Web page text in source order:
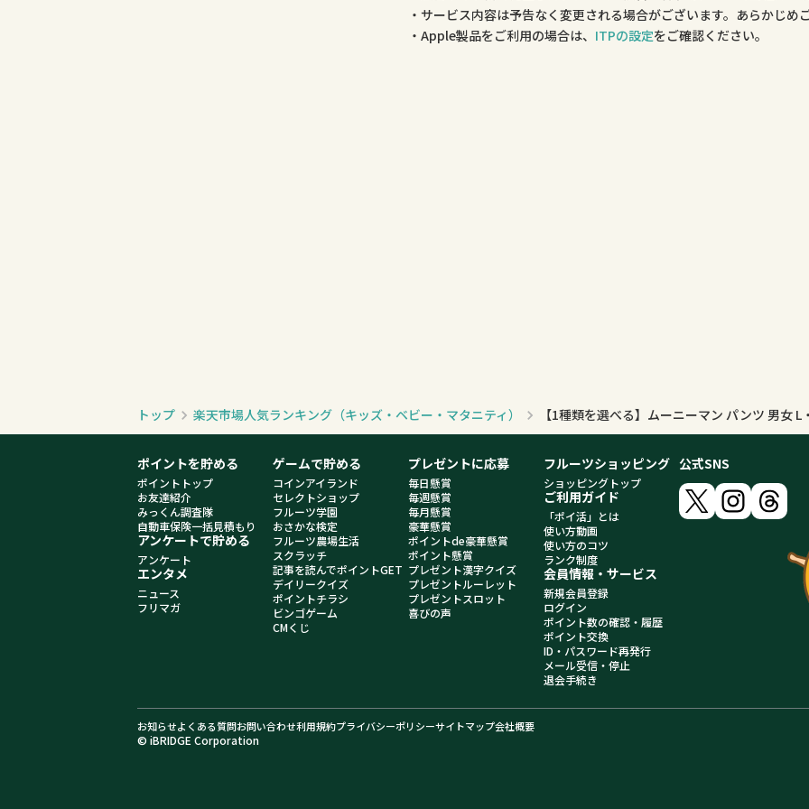
サービス内容は予告なく変更される場合がございます。あらかじめ
Apple製品をご利用の場合は、 ITPの設定をご確認ください。
トップ 楽天市場人気ランキング（キッズ・ベビー・マタニティ）
ポイントを貯める
ポイントトップ
お友達紹介
みっくん調査隊
自動車保険一括見積もり
アンケートで貯める
アンケート
エンタメ
ニュース
フリマガ
ゲームで貯める
コインアイランド
セレクトショップ
フルーツ学園
おさかな検定
フルーツ農場生活
スクラッチ
記事を読んでポイントGET
デイリークイズ
ポイントチラシ
ビンゴゲーム
CMくじ
プレゼントに応募
毎日懸賞
毎週懸賞
毎月懸賞
豪華懸賞
ポイントde豪華懸賞
ポイント懸賞
プレゼント漢字クイズ
プレゼントルーレット
プレゼントスロット
喜びの声
フルーツショッピング
ショッピングトップ
ご利用ガイド
「ポイ活」とは
使い方動画
使い方のコツ
ランク制度
会員情報・サービス
新規会員登録
ログイン
ポイント数の確認・履歴
ポイント交換
ID・パスワード再発行
メール受信・停止
退会手続き
公式SNS
お知らせよくある質問お問い合わせ利用規約プライバシーポリシーサイトマップ会社概要
© iBRIDGE Corporation